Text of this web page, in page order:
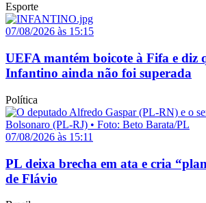
Esporte
07/08/2026 às 15:15
UEFA mantém boicote à Fifa e diz
Infantino ainda não foi superada
Política
07/08/2026 às 15:11
PL deixa brecha em ata e cria
de Flávio